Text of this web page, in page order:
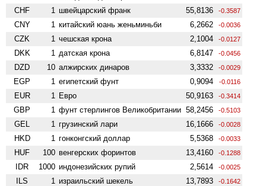
CHF 1 швейцарский франк 55,8136 -0.3587
CNY 1 китайский юань женьминьби 6,2662 -0.0036
CZK 1 чешская крона 2,1004 -0.0127
DKK 1 датская крона 6,8147 -0.0456
DZD 10 алжирских динаров 3,3332 -0.0029
EGP 1 египетский фунт 0,9094 -0.0116
EUR 1 Евро 50,9163 -0.3414
GBP 1 фунт стерлингов Велико­британии 58,2456 -0.5103
GEL 1 грузинский лари 16,1666 -0.0028
HKD 1 гонконгский доллар 5,5368 -0.0033
HUF 100 венгерских форинтов 13,4160 -0.1288
IDR 1000 индонезийских рупий 2,5614 -0.0025
ILS 1 израильский шекель 13,7893 -0.1642